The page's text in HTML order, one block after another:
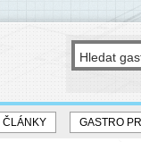
ČLÁNKY GASTRO